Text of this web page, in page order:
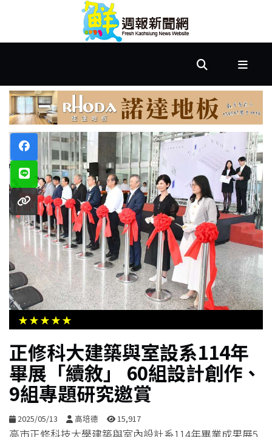
首
市
政
文
教
樂
活
居
家
生
活
合
影
音
★★★★★
正修科大建築與室設系114年
畢展「續敘」 60組設計創作、
9組專題研究邀賞
2025/05/13 高培德 15,917
高市正修科技大學建築與室內設計系114年畢業成果展5